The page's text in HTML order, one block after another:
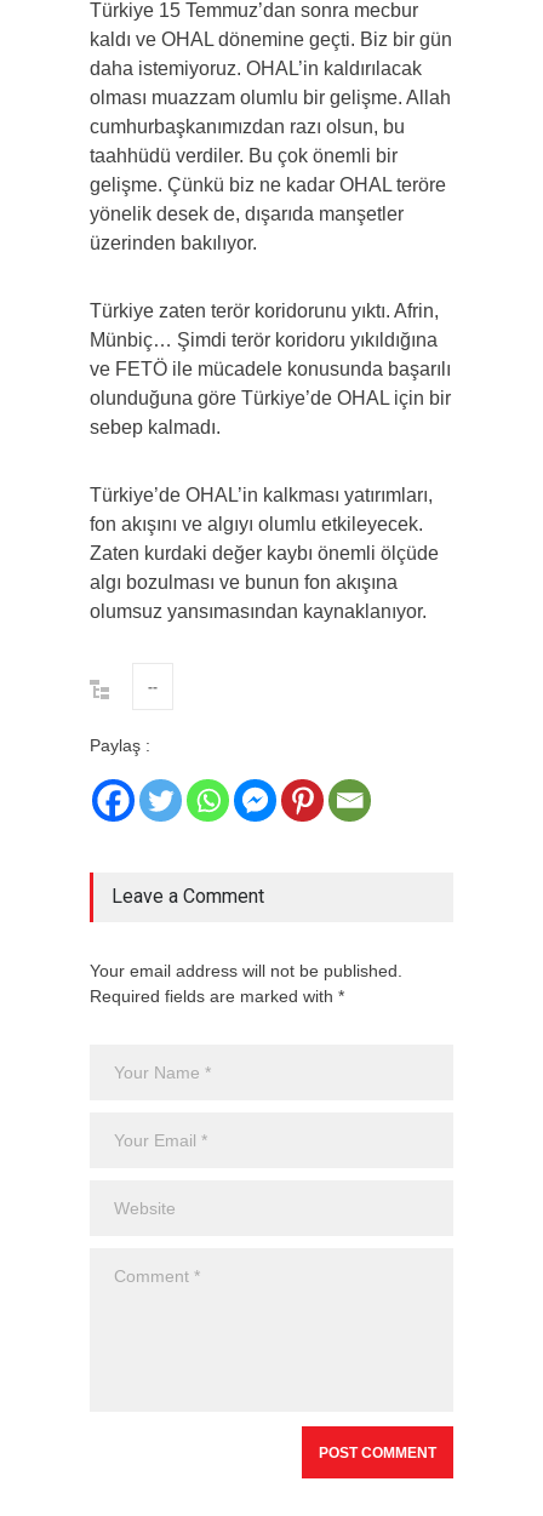
Türkiye 15 Temmuz’dan sonra mecbur
kaldı ve OHAL dönemine geçti. Biz bir gün
daha istemiyoruz. OHAL’in kaldırılacak
olması muazzam olumlu bir gelişme. Allah
cumhurbaşkanımızdan razı olsun, bu
taahhüdü verdiler. Bu çok önemli bir
gelişme. Çünkü biz ne kadar OHAL teröre
yönelik desek de, dışarıda manşetler
üzerinden bakılıyor.
Türkiye zaten terör koridorunu yıktı. Afrin,
Münbiç… Şimdi terör koridoru yıkıldığına
ve FETÖ ile mücadele konusunda başarılı
olunduğuna göre Türkiye’de OHAL için bir
sebep kalmadı.
Türkiye’de OHAL’in kalkması yatırımları,
fon akışını ve algıyı olumlu etkileyecek.
Zaten kurdaki değer kaybı önemli ölçüde
algı bozulması ve bunun fon akışına
olumsuz yansımasından kaynaklanıyor.
--
Paylaş :
Leave a Comment
Your email address will not be published.
Required fields are marked with *